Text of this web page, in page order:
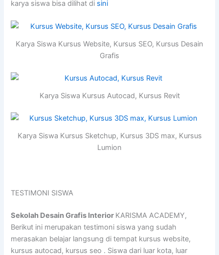
karya siswa bisa dilihat di sini
Karya Siswa Kursus Website, Kursus SEO, Kursus Desain
Grafis
Karya Siswa Kursus Autocad, Kursus Revit
Karya Siswa Kursus Sketchup, Kursus 3DS max, Kursus
Lumion
TESTIMONI SISWA
Sekolah Desain Grafis Interior KARISMA ACADEMY,
Berikut ini merupakan testimoni siswa yang sudah
merasakan belajar langsung di tempat kursus website,
kursus autocad, kursus seo . Siswa dari luar kota, luar